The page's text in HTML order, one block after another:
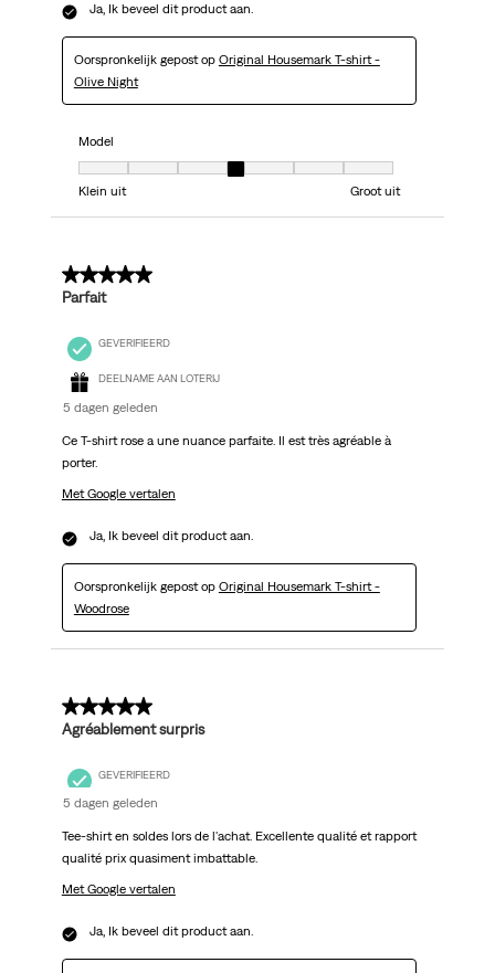
Ja, Ik beveel dit product aan.
Oorspronkelijk gepost op Original Housemark T-shirt -
Olive Night
Model
Model, 4 van 7, waarbij 1 gelijk is aan Klein uit en 7 gelijk is aan Groot uit
Klein uit
Groot uit
5 van 5 sterren.
Parfait
GEVERIFIEERD
DEELNAME AAN LOTERIJ
5 dagen geleden
Ce T-shirt rose a une nuance parfaite. Il est très agréable à
porter.
Met Google vertalen
Ja, Ik beveel dit product aan.
Oorspronkelijk gepost op Original Housemark T-shirt -
Woodrose
5 van 5 sterren.
Agréablement surpris
GEVERIFIEERD
5 dagen geleden
Tee-shirt en soldes lors de l'achat. Excellente qualité et rapport
qualité prix quasiment imbattable.
Met Google vertalen
Ja, Ik beveel dit product aan.